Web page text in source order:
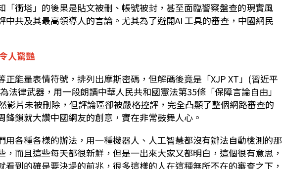
「衝塔」的後果是貼文被刪、帳號被封，甚至面臨警察盤查的現實風
中共及其最高領導人的言論。尤其為了避開AI工具的審查，中國網民
人驚豔
正能量表情符號，排列出摩斯密碼，但解碼後竟是「XJP XT 」 (習近平
法律武器，用一段朗讀中華人民共和國憲法第35條「保障言論自由」
影片未被刪除，但評論區卻被嚴格控評，完全凸顯了整個網路審查的
鎖就大讚中國網友的創意，實在非常鼓舞人心。
用各種各樣的辦法，用一種機器人、人工智慧都沒有辦法自動檢測的那
而且這些每天都很新鮮，但是一出來大家又都明白，這個很有意思，
到的確是要決堤的前兆，很多這樣的人在這種無所不在的審查之下，